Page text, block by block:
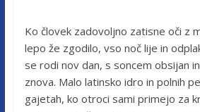
Ko človek zadovoljno zatisne oči z
lepo že zgodilo, vso noč lije in
se rodi nov dan, s soncem obsijan
znova. Malo latinsko idro in polnih
gajetah, ko otroci sami primejo za